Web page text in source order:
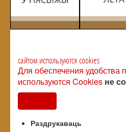
сайтом используются cookies
Для обеспечения удобства
используются Cookies не
Раздрукаваць